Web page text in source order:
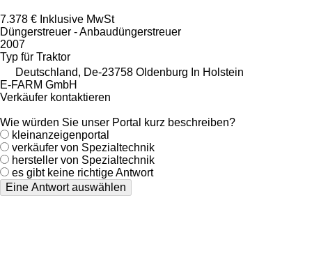
7.378 € Inklusive MwSt
Düngerstreuer - Anbaudüngerstreuer
2007
Typ für Traktor
Deutschland, De-23758 Oldenburg In Holstein
E-FARM GmbH
Verkäufer kontaktieren
Wie würden Sie unser Portal kurz beschreiben?
kleinanzeigenportal
verkäufer von Spezialtechnik
hersteller von Spezialtechnik
es gibt keine richtige Antwort
Eine Antwort auswählen